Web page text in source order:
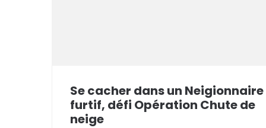
Se cacher dans un Neigionnaire
furtif, défi Opération Chute de
neige